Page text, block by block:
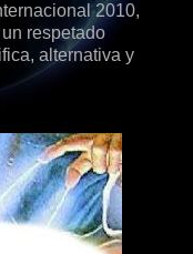
2010,
respetado
alternativa y